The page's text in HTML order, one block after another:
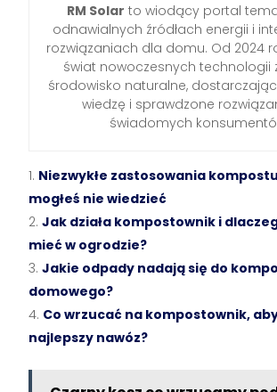
RM Solar to wiodący portal
odnawialnych źródłach energii i
rozwiązaniach dla domu. Od 2024
świat nowoczesnych technologii
środowisko naturalne,
wiedzę i sprawdzone
świadomych
Niezwykłe zastosowania
mogłeś nie wiedzieć
Jak działa kompostownik i
mieć w ogrodzie?
Jakie odpady nadają się do
domowego?
Co wrzucać na kompostownik,
najlepszy nawóz?